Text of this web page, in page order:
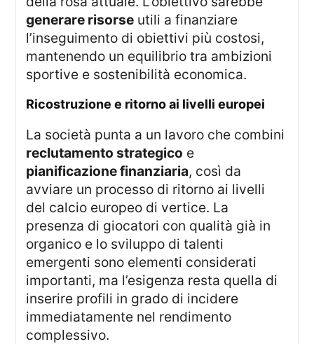
generare risorse utili a finanziare
l’inseguimento di obiettivi più costosi,
mantenendo un equilibrio tra ambizioni
sportive e sostenibilità economica.
ricostruzione e ritorno ai livelli europei
La società punta a un lavoro che combini
reclutamento strategico e
pianificazione finanziaria, così da
avviare un processo di ritorno ai livelli
del calcio europeo di vertice. La
presenza di giocatori con qualità già in
organico e lo sviluppo di talenti
emergenti sono elementi considerati
importanti, ma l’esigenza resta quella di
inserire profili in grado di incidere
immediatamente nel rendimento
complessivo.